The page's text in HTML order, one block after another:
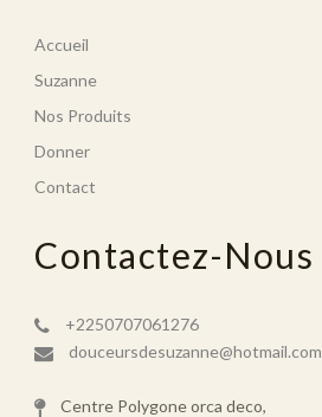
Accueil
Suzanne
Nos Produits
Donner
Contact
Contactez-Nous
+2250707061276
douceursdesuzanne@hotmail.com
Centre Polygone orca deco,